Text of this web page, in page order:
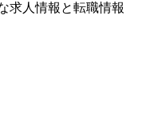
求人情報と転職情報